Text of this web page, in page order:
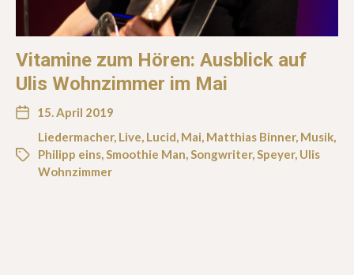
Vitamine zum Hören: Ausblick auf
Ulis Wohnzimmer im Mai
15. April 2019
Liedermacher, Live, Lucid, Mai, Matthias Binner, Musik,
Philipp eins,Smoothie Man,Songwriter,Speyer, Ulis
Wohnzimmer